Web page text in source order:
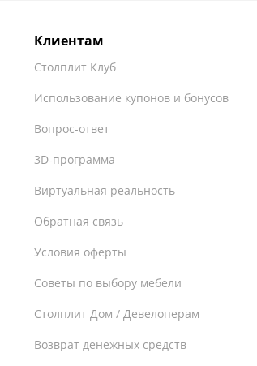
Клиентам
Столплит Клуб
Использование купонов и бонусов
Вопрос-ответ
3D-программа
Виртуальная реальность
Обратная связь
Условия оферты
Советы по выбору мебели
Столплит Дом / Девелоперам
Возврат денежных средств